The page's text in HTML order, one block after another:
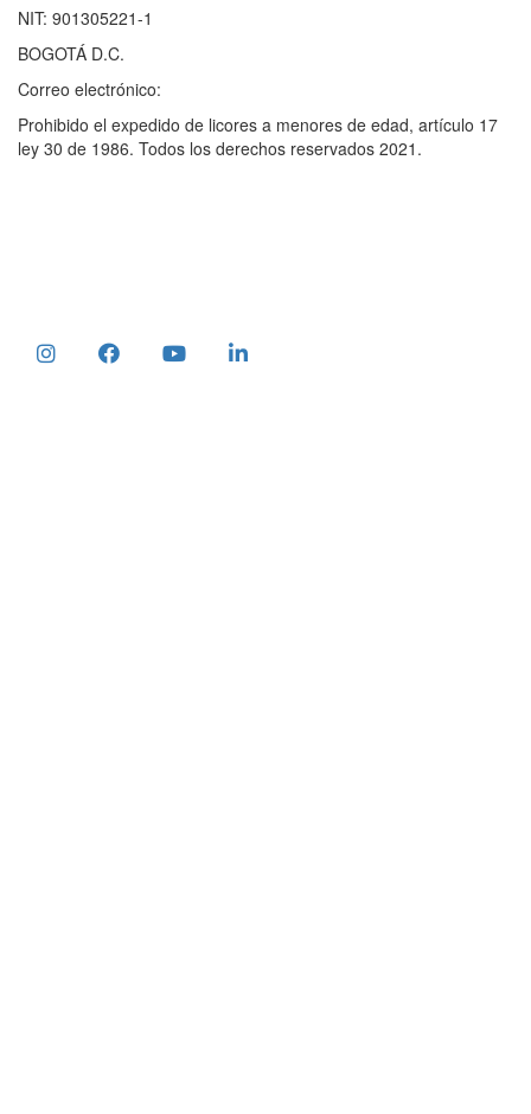
NIT: 901305221-1
BOGOTÁ D.C.
Correo electrónico:
Prohibido el expedido de licores a menores de edad, artículo 17
ley 30 de 1986. Todos los derechos reservados 2021.